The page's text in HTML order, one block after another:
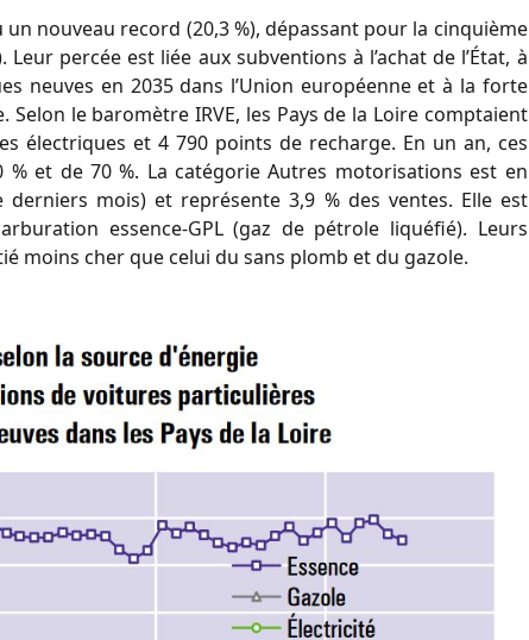
nouveau record (20,3 %), dépassant pour la cinquième
percée est liée aux subventions à l’achat de l’État, à
neuves en 2035 dans l’Union européenne et à la forte
le baromètre IRVE, les Pays de la Loire comptaient
électriques et 4 790 points de recharge. En un an, ces
et de 70 %. La catégorie Autres motorisations est en
mois) et représente 3,9 % des ventes. Elle est
essence-GPL (gaz de pétrole liquéfié). Leurs
moins cher que celui du sans plomb et du gazole.